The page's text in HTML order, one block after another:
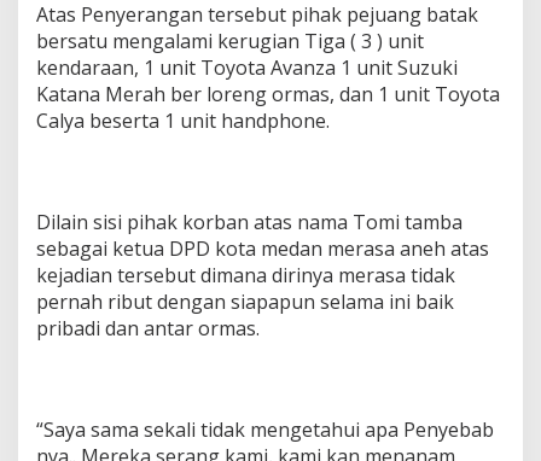
Atas Penyerangan tersebut pihak pejuang batak
bersatu mengalami kerugian Tiga ( 3 ) unit
kendaraan, 1 unit Toyota Avanza 1 unit Suzuki
Katana Merah ber loreng ormas, dan 1 unit Toyota
Calya beserta 1 unit handphone.
Dilain sisi pihak korban atas nama Tomi tamba
sebagai ketua DPD kota medan merasa aneh atas
kejadian tersebut dimana dirinya merasa tidak
pernah ribut dengan siapapun selama ini baik
pribadi dan antar ormas.
“Saya sama sekali tidak mengetahui apa Penyebab